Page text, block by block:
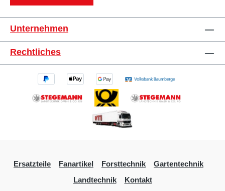
Unternehmen
Rechtliches
Ersatzteile Fanartikel Forsttechnik
Gartentechnik
Landtechnik
Kontakt